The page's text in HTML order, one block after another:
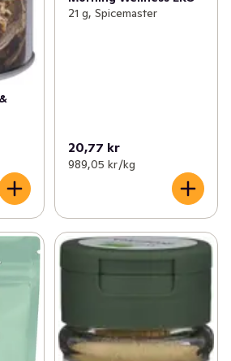
21 g, Spicemaster
20,77 kr
989,05 kr /kg